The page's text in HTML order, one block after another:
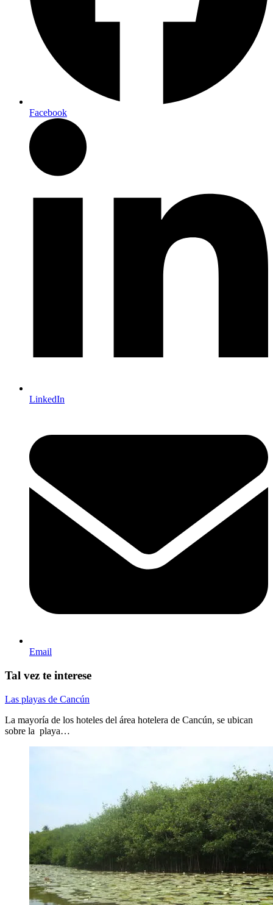
Facebook
LinkedIn
Email
Tal vez te interese
Las playas de Cancún
La mayoría de los hoteles del área hotelera de Cancún, se ubican
sobre la playa…